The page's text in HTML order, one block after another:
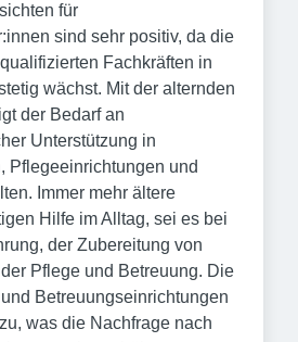
für
sind sehr positiv, da die
Fachkräften in
wächst. Mit der alternden
der Bedarf an
Unterstützung in
Pflegeeinrichtungen und
Immer mehr ältere
Hilfe im Alltag, sei es bei
der Zubereitung von
Pflege und Betreuung. Die
Betreuungseinrichtungen
was die Nachfrage nach